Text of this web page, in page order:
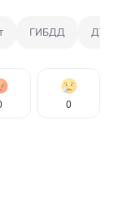
ГИБДД ДТП
0